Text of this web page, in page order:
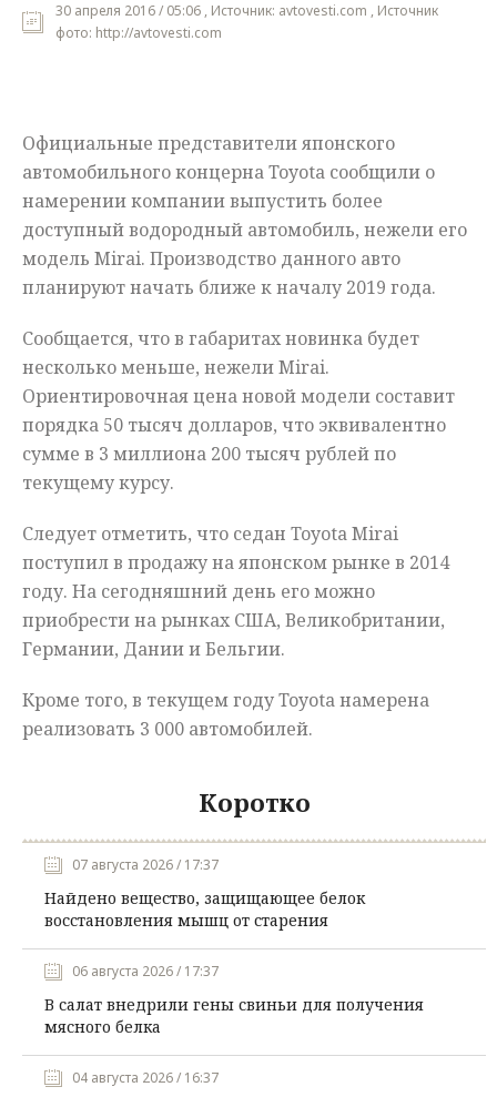
Мнения
30 апреля 2016 / 05:06 , Источник: avtovesti.com , Источник
фото: http://avtovesti.com
Официальные представители японского
автомобильного концерна Toyota сообщили о
намерении компании выпустить более
доступный водородный автомобиль, нежели его
модель Mirai. Производство данного авто
планируют начать ближе к началу 2019 года.
Сообщается, что в габаритах новинка будет
несколько меньше, нежели Mirai.
Ориентировочная цена новой модели составит
порядка 50 тысяч долларов, что эквивалентно
сумме в 3 миллиона 200 тысяч рублей по
текущему курсу.
Следует отметить, что седан Toyota Mirai
поступил в продажу на японском рынке в 2014
году. На сегодняшний день его можно
приобрести на рынках США, Великобритании,
Германии, Дании и Бельгии.
Кроме того, в текущем году Toyota намерена
реализовать 3 000 автомобилей.
Коротко
07 августа 2026 / 17:37
Найдено вещество, защищающее белок
восстановления мышц от старения
06 августа 2026 / 17:37
В салат внедрили гены свиньи для получения
мясного белка
04 августа 2026 / 16:37